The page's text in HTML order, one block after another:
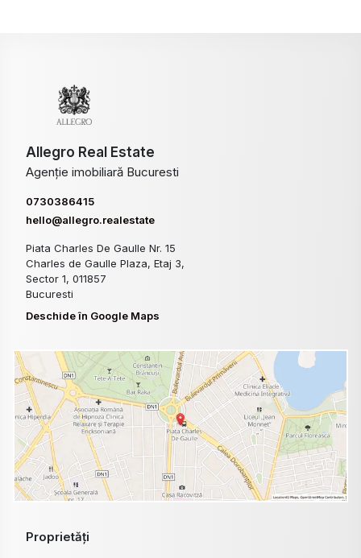
Allegro Real Estate
Agenție imobiliară Bucuresti
0730386415
hello@allegro.realestate
Piata Charles De Gaulle Nr. 15
Charles de Gaulle Plaza, Etaj 3,
Sector 1, 011857
Bucuresti
Deschide în Google Maps
Proprietăți